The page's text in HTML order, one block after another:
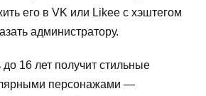
его в VK или Likee с хэштегом
администратору.
16 лет получит стильные
персонажами —